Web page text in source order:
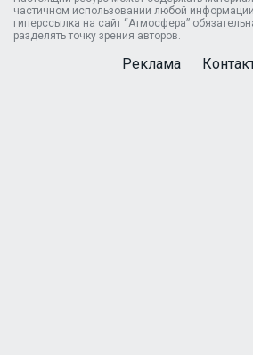
частичном использовании любой
гиперссылка на сайт “Атмосфера”
разделять точку зрения авторов.
Реклама